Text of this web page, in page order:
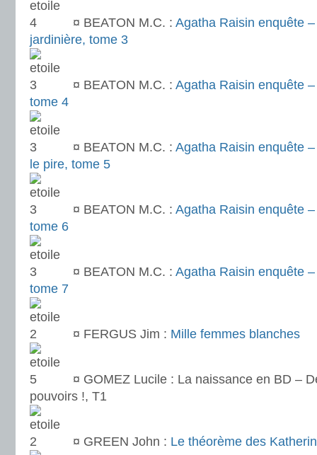
¤ BEATON M.C. : Agatha Raisin enquête
jardinière, tome 3
¤ BEATON M.C. : Agatha Raisin enquête
tome 4
¤ BEATON M.C. : Agatha Raisin enquête
le pire, tome 5
¤ BEATON M.C. : Agatha Raisin enquête
tome 6
¤ BEATON M.C. : Agatha Raisin enquête
tome 7
¤ FERGUS Jim : Mille femmes blanches
¤ GOMEZ Lucile : La naissance en BD –
pouvoirs !, T1
¤ GREEN John : Le théorème des